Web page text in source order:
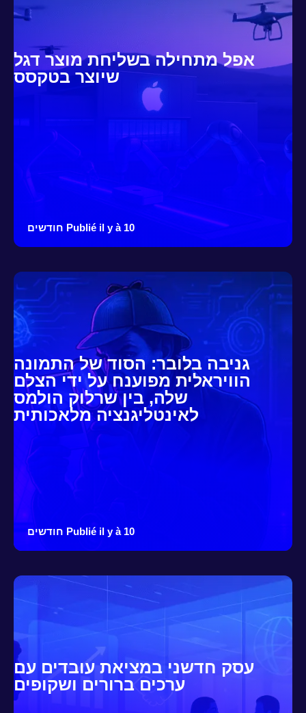
אפל מתחילה בשליחת מוצר דגל
שיוצר בטקסס
Publié il y à 10 חודשים
גניבה בלובר: הסוד של התמונה
הוויראלית מפוענח על ידי הצלם
שלה, בין שרלוק הולמס
לאינטליגנציה מלאכותית
Publié il y à 10 חודשים
עסק חדשני במציאת עובדים עם
ערכים ברורים ושקופים